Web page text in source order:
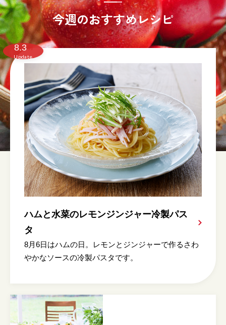
今週のおすすめレシピ
8.3
Update
ハムと水菜のレモンジンジャー冷製パス
タ
8月6日はハムの日。レモンとジンジャーで作るさわ
やかなソースの冷製パスタです。